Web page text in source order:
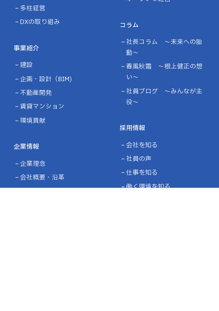
多柱経営
DXの取り組み
事業紹介
建設
企画・設計（BIM)
不動産開発
賃貸マンション
環境貢献
企業情報
企業理念
会社概要・沿革
コラム
社長コラム ～未来への胎
動～
春風秋霜 ～根上健正の想
い～
社員ブログ ～みんなが主
役～
採用情報
会社を知る
社員の声
仕事を知る
働く環境を知る